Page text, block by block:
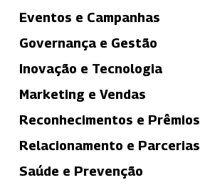
Eventos e Campanhas
Governança e Gestão
Inovação e Tecnologia
Marketing e Vendas
Reconhecimentos e Prêmios
Relacionamento e Parcerias
Saúde e Prevenção